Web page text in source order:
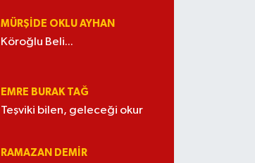
MÜRŞIDE OKLU AYHAN
Köroğlu Beli...
EMRE BURAK TAĞ
Teşviki bilen, geleceği okur
RAMAZAN DEMİR